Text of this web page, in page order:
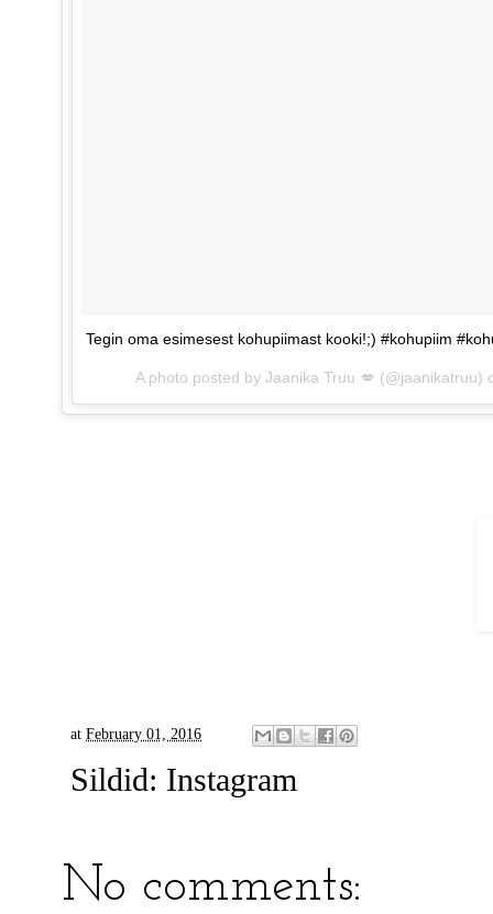
Tegin oma esimesest kohupiimast kooki!;) #kohupiim
A photo posted by Jaanika Truu 💋 (@jaanikatruu)
at February 01, 2016
Sildid: Instagram
No comments: